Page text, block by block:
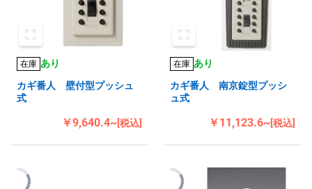
在庫 あり
カギ番人 壁付型プッシュ
式
￥9,640.4~[税込]
在庫 あり
カギ番人 南京錠型プッシ
ュ式
￥11,123.6~[税込]